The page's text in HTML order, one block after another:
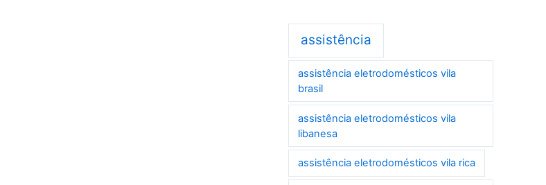
assistência
assistência eletrodomésticos vila
brasil
assistência eletrodomésticos vila
libanesa
assistência eletrodomésticos vila rica